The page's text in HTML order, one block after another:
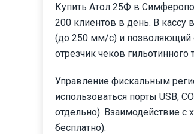
Купить Атол 25Ф в
200 клиентов в день. В
(до 250 мм/с) и позволяющий
отрезчик чеков
Управление фискальным
использоваться порты USB,
отдельно). Взаимодействие
бесплатно).